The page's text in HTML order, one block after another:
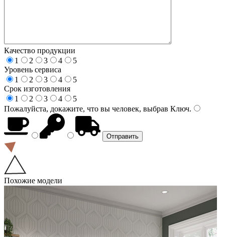
Качество продукции
1
2 3 4
5
Уровень сервиса
1
2 3 4
5
Срок изготовления
1
2 3 4
5
Пожалуйста, докажите, что вы человек, выбрав Ключ.
Похожие модели